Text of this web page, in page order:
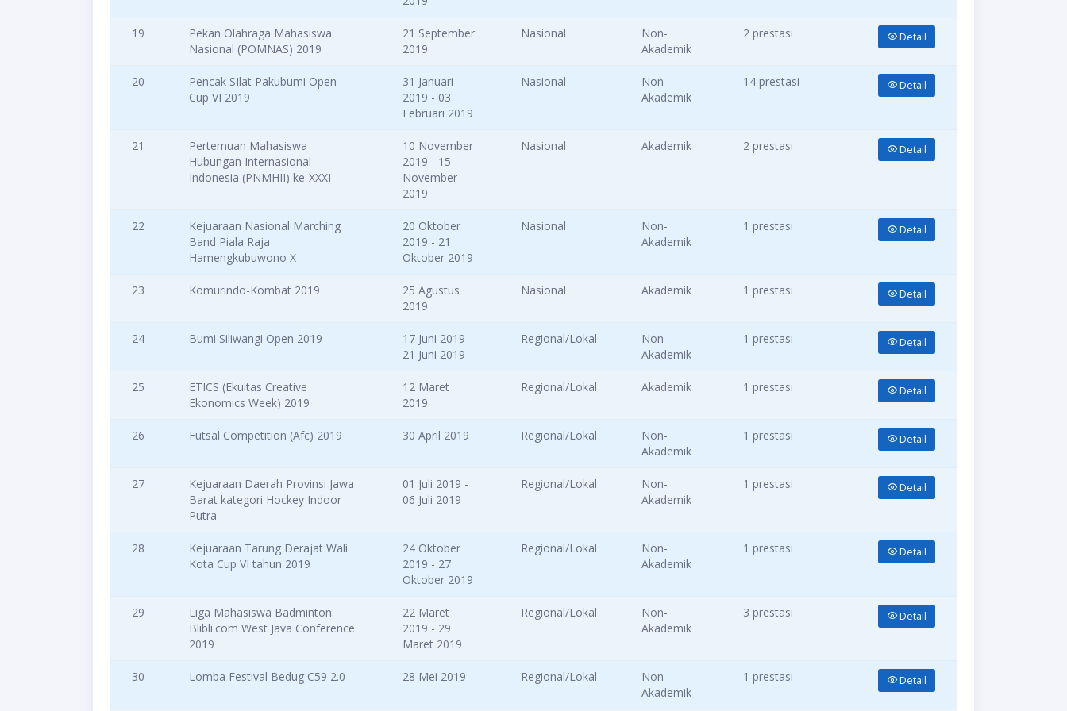
19
Pekan Olahraga Mahasiswa
Nasional (POMNAS) 2019
21 September
2019
Nasional
Non-
Akademik
2 prestasi Detail
20
Pencak SIlat Pakubumi Open
Cup VI 2019
31 Januari
2019 - 03
Februari 2019
Nasional
Non-
Akademik
14 prestasi Detail
21
Pertemuan Mahasiswa
Hubungan Internasional
Indonesia (PNMHII) ke-XXXI
10 November
2019 - 15
November
2019
Nasional Akademik 2 prestasi Detail
22
Kejuaraan Nasional Marching
Band Piala Raja
Hamengkubuwono X
20 Oktober
2019 - 21
Oktober 2019
Nasional
Non-
Akademik
1 prestasi Detail
23 Komurindo-Kombat 2019
25 Agustus
2019
Nasional Akademik 1 prestasi Detail
24 Bumi Siliwangi Open 2019
17 Juni 2019 -
21 Juni 2019
Regional/Lokal
Non-
Akademik
1 prestasi Detail
25
ETICS (Ekuitas Creative
Ekonomics Week) 2019
12 Maret
2019
Regional/Lokal Akademik 1 prestasi Detail
26 Futsal Competition (Afc) 2019 30 April 2019 Regional/Lokal
Non-
Akademik
1 prestasi Detail
27
Kejuaraan Daerah Provinsi Jawa
Barat kategori Hockey Indoor
Putra
01 Juli 2019 -
06 Juli 2019
Regional/Lokal
Non-
Akademik
1 prestasi Detail
28
Kejuaraan Tarung Derajat Wali
Kota Cup VI tahun 2019
24 Oktober
2019 - 27
Oktober 2019
Regional/Lokal
Non-
Akademik
1 prestasi Detail
29
Liga Mahasiswa Badminton:
Blibli.com West Java Conference
2019
22 Maret
2019 - 29
Maret 2019
Regional/Lokal
Non-
Akademik
3 prestasi Detail
30 Lomba Festival Bedug C59 2.0 28 Mei 2019 Regional/Lokal
Non-
Akademik
1 prestasi Detail